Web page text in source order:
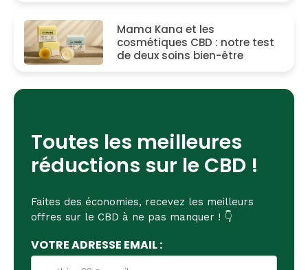
Toutes les meilleures
réductions sur le CBD !
Faites des économies, recevez les meilleurs
offres sur le CBD à ne pas manquer ! 👇
VOTRE ADRESSE EMAIL :
Mama Kana et les
cosmétiques CBD : notre test
de deux soins bien-être